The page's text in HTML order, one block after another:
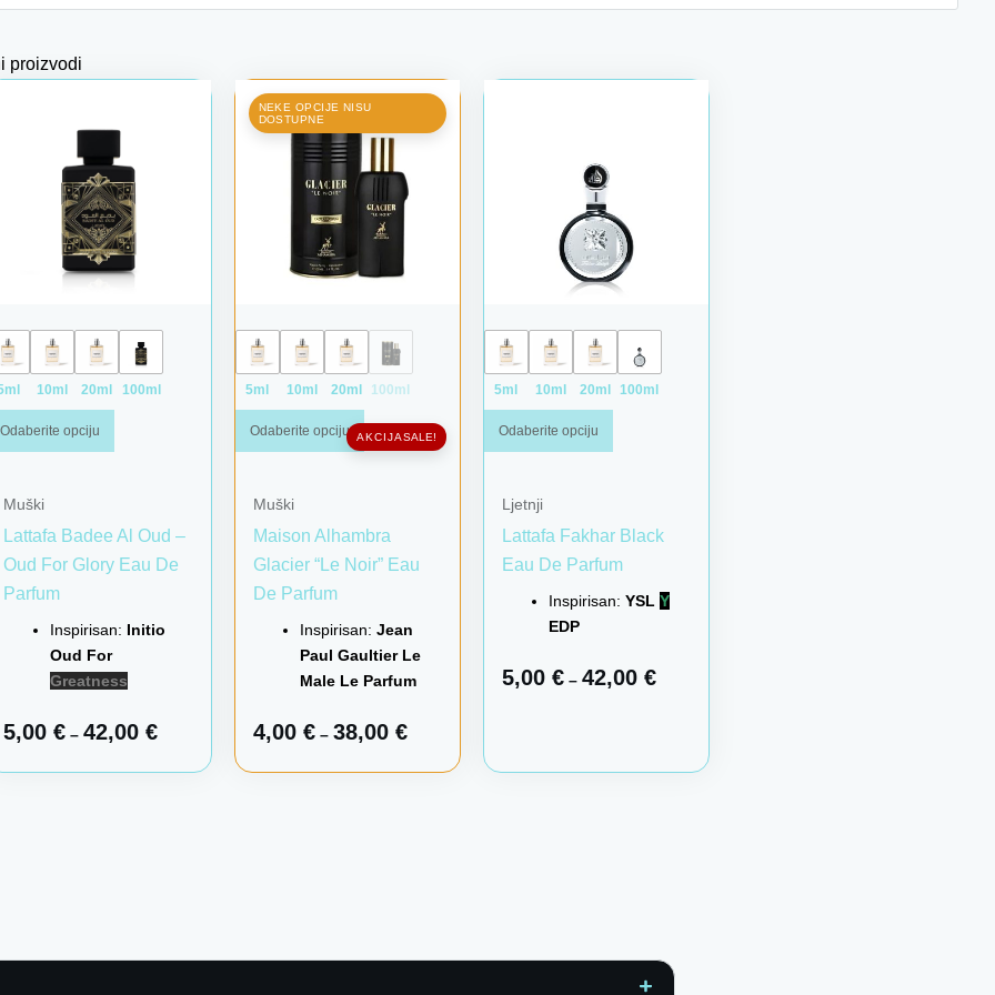
proizvodi
10ml 20ml 100ml
Odaberite opciju
Muški
Lattafa Badee Al Oud –
Oud For Glory Eau De
Parfum
Inspirisan: Initio
Oud For
Greatness
5,00€ – 42,00€
Raspon cena: od 5,00 € do 42,00 €
Ovaj proizvod ima više varijanti. Opcije mogu biti izabrane na stranici proizvoda.
NEKE OPCIJE NISU
DOSTUPNE
5ml 10ml 20ml 100ml
Odaberite opciju SALE!
Muški
Maison Alhambra
Glacier “Le Noir” Eau
De Parfum
Inspirisan: Jean
Paul Gaultier Le
Male Le Parfum
4,00 € – 38,00 €
Raspon cena: od 4,00 € do 38,00 €
Ovaj proizvod ima više varijanti. Opcije mogu biti izabrane na stranici proizvoda.
5ml 10ml 20ml 100ml
Odaberite opciju
Ljetnji
Lattafa Fakhar Black
Eau De Parfum
Inspirisan: YSL Y
EDP
5,00 € – 42,00 €
Raspon cena: od 5,00 € do 42,00 €
Ovaj proizvod ima više varijanti. Opcije mogu biti izabrane na